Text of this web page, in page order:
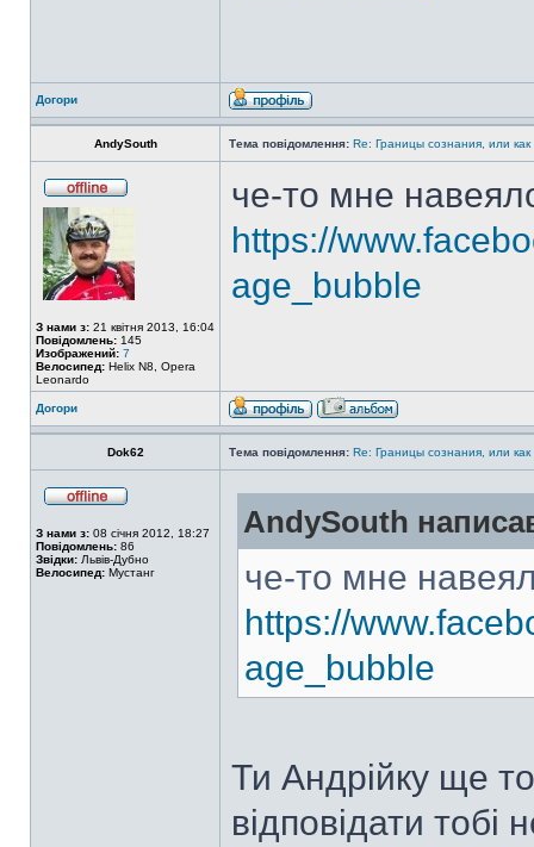
Догори
AndySouth Тема повідомлення: Re: Границы сознания, или как
З нами з: 21 квітня 2013, 16:04
Повідомлень: 145
Изображений: 7
Велосипед: Helix N8, Opera
Leonardo
че-то мне
https://
age_bubble
Догори
Dok62 Тема повідомлення: Re: Границы сознания, или как
З нами з: 08 січня 2012, 18:27
Повідомлень: 86
Звідки: Львів-Дубно
Велосипед: Мустанг
AndySouth
че-то мне
https://
age_bubble
Ти Андрійку ще
відповідати